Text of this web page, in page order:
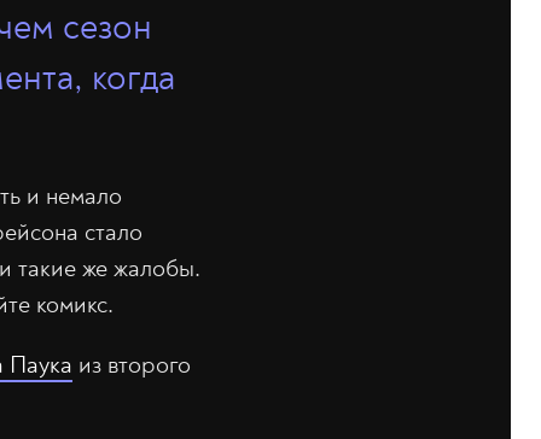
сезон
когда
и немало
стало
такие же жалобы.
комикс.
Паука из второго